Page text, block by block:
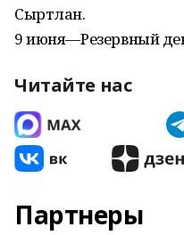
Сыртлан.
9 июня—Резервный
Читайте нас
Партнеры